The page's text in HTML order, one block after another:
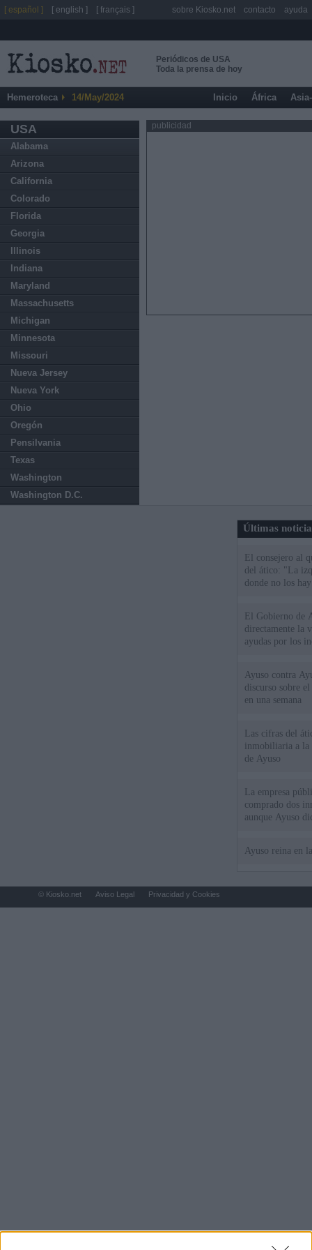
Periódicos de USA
Toda la prensa de hoy
Hemeroteca 14/May/2024 Inicio África
USA
Alabama
Arizona
California
Colorado
Florida
Georgia
Illinois
Indiana
Maryland
Massachusetts
Michigan
Minnesota
Missouri
Nueva Jersey
Nueva York
Ohio
Oregón
Pensilvania
Texas
Washington
Washington D.C.
publicidad
Últimas
El consejero al
del ático: "La
donde no los
El Gobierno de
directamente la
ayudas por los
Ayuso contra
discurso sobre
en una semana
Las cifras del
inmobiliaria a la
de Ayuso
La empresa
comprado dos
aunque Ayuso
Ayuso reina en
[ español ] [ english ] [ français ] sobre Kiosko.net contacto ayuda
© Kiosko.net Aviso Legal Privacidad y Cookies